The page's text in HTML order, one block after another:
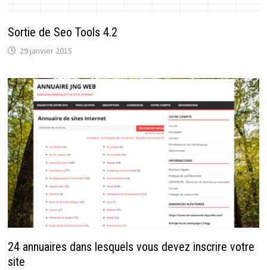
Sortie de Seo Tools 4.2
29 janvier 2015
24 annuaires dans lesquels vous devez inscrire votre
site